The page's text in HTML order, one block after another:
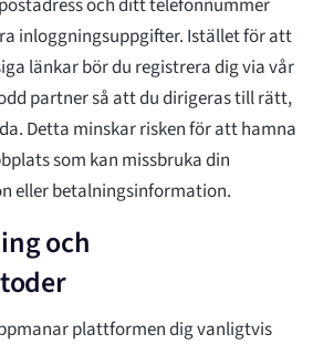
och ditt telefonnummer
inloggningsuppgifter. Istället för att
länkar bör du registrera dig via vår
partner så att du dirigeras till rätt,
Detta minskar risken för att hamna
som kan missbruka din
eller betalningsinformation.
och
plattformen dig vanligtvis